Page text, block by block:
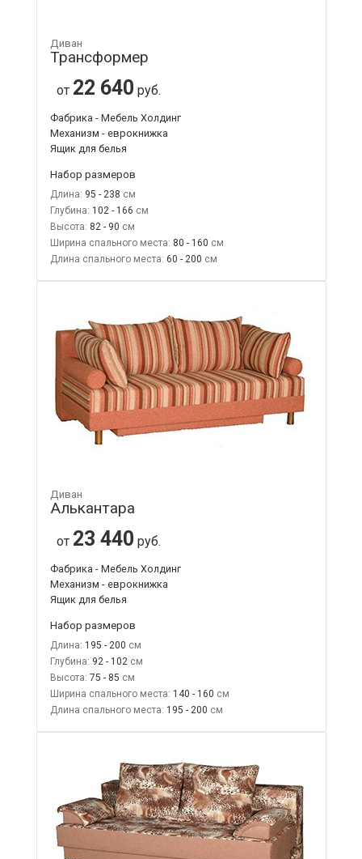
Диван
Трансформер
от 22 640 руб.
Фабрика - Мебель Холдинг
Механизм - еврокнижка
Ящик для белья
Набор размеров
Длина: 95 - 238
Глубина: 102 - 166
Высота: 82 - 90
Ширина спального места: 80 - 160
Длина спального места: 60 - 200
Диван
Алькантара
от 23 440 руб.
Фабрика - Мебель Холдинг
Механизм - еврокнижка
Ящик для белья
Набор размеров
Длина: 195 - 200
Глубина: 92 - 102
Высота: 75 - 85
Ширина спального места: 140 - 160
Длина спального места: 195 - 200